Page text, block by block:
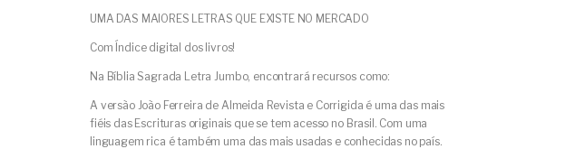
UMA DAS MAIORES LETRAS QUE EXISTE NO MERCADO
Com Índice digital dos livros!
Na Bíblia Sagrada Letra Jumbo, encontrará recursos como:
A versão João Ferreira de Almeida Revista e Corrigida é uma das mais
fiéis das Escrituras originais que se tem acesso no Brasil. Com uma
linguagem rica é também uma das mais usadas e conhecidas no país.